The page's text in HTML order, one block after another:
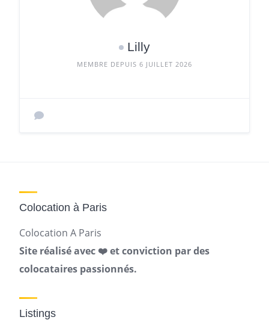
Lilly
MEMBRE DEPUIS 6 JUILLET 2026
Colocation à Paris
Colocation A Paris
Site réalisé avec ❤️ et conviction par des
colocataires passionnés.
Listings